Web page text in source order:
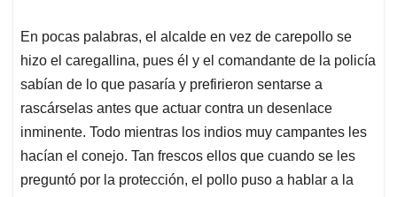
En pocas palabras, el alcalde en vez de carepollo se
hizo el caregallina, pues él y el comandante de la policía
sabían de lo que pasaría y prefirieron sentarse a
rascárselas antes que actuar contra un desenlace
inminente. Todo mientras los indios muy campantes les
hacían el conejo. Tan frescos ellos que cuando se les
preguntó por la protección, el pollo puso a hablar a la